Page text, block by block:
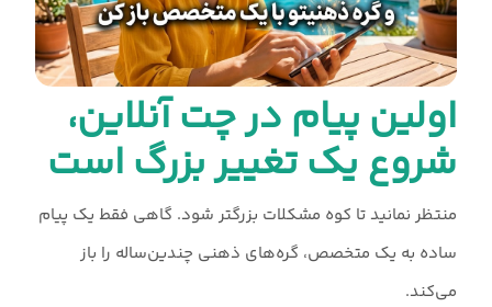
اولین پیام در چت آنلاین،
شروع یک تغییر بزرگ است
منتظر نمانید تا کوه مشکلات بزرگتر شود. گاهی فقط یک پیام
ساده به یک متخصص، گره‌های ذهنی چندین‌ساله را باز
می‌کند.